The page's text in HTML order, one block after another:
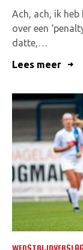
Ach, ach, ik heb
over een
datte,…
Lees meer
WEDSTRIJDVERSLAG